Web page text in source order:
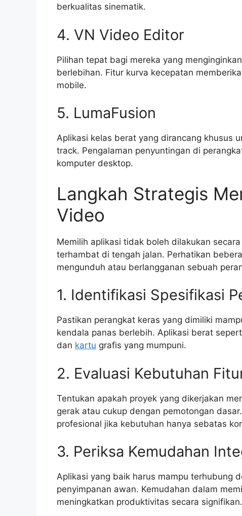
berkualitas sinematik.
4. VN Video Editor
Pilihan tepat bagi mereka yang
berlebihan. Fitur kurva kecepatan
mobile.
5. LumaFusion
Aplikasi kelas berat yang dirancang khusus
track. Pengalaman penyuntingan di
komputer desktop.
Langkah Strategis
Video
Memilih aplikasi tidak boleh dilakukan
terhambat di tengah jalan. Perhatikan
mengunduh atau berlangganan sebuah
1. Identifikasi Spesifikasi
Pastikan perangkat keras yang dimiliki
kendala panas berlebih. Aplikasi berat
dan kartu grafis yang mumpuni.
2. Evaluasi Kebutuhan
Tentukan apakah proyek yang dikerjakan
gerak atau cukup dengan pemotongan
profesional jika kebutuhan hanya sebatas
3. Periksa Kemudahan
Aplikasi yang baik harus mampu terhubung
penyimpanan awan. Kemudahan dalam
meningkatkan produktivitas secara signifikan.